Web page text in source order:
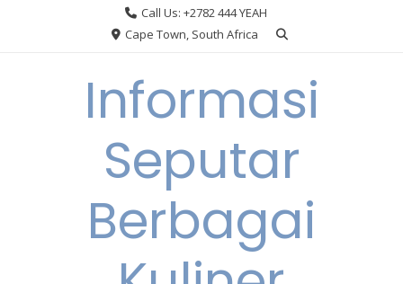
Call Us: +2782 444 YEAH
Cape Town, South Africa
Informasi
Seputar
Berbagai